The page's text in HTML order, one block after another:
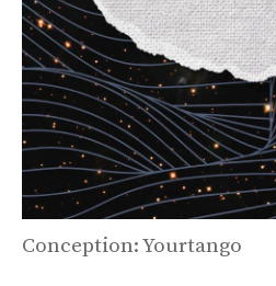
Conception: Yourtango